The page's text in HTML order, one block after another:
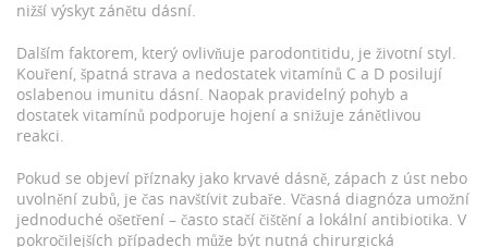
nižší výskyt zánětu dásní.
Dalším faktorem, který ovlivňuje parodontitidu, je životní styl.
Kouření, špatná strava a nedostatek vitamínů C a D posilují
oslabenou imunitu dásní. Naopak pravidelný pohyb a
dostatek vitamínů podporuje hojení a snižuje zánětlivou
reakci.
Pokud se objeví příznaky jako krvavé dásně, zápach z úst nebo
uvolnění zubů, je čas navštívit zubaře. Včasná diagnóza umožní
jednoduché ošetření – často stačí čištění a lokální antibiotika. V
pokročilejších případech může být nutná chirurgická